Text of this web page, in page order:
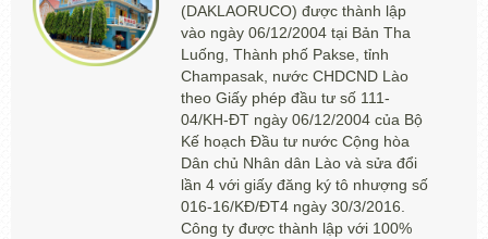
(DAKLAORUCO) được thành lập
vào ngày 06/12/2004 tại Bản Tha
Luống, Thành phố Pakse, tỉnh
Champasak, nước CHDCND Lào
theo Giấy phép đầu tư số 111-
04/KH-ĐT ngày 06/12/2004 của Bộ
Kế hoạch Đầu tư nước Cộng hòa
Dân chủ Nhân dân Lào và sửa đổi
lần 4 với giấy đăng ký tô nhượng số
016-16/KĐ/ĐT4 ngày 30/3/2016.
Công ty được thành lập với 100%